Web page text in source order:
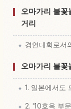
오마가리 불꽃
거리
경연대회로서
오마가리 불꽃
1. 일본에서도
2. '10호옥 부